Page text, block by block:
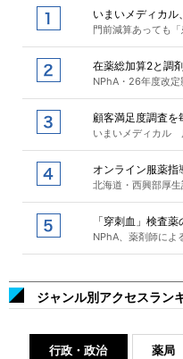
いまいメディカル
門前減算あっても
在薬総加算2と調
NPhA・26年度改
顧客満足度調査を
いまいメディカル
オンライン服薬指
北海道・西興部厚
「穿刺血」検査
NPhA、薬剤師によ
ジャンル別アクセスラン
行政・政治 薬局